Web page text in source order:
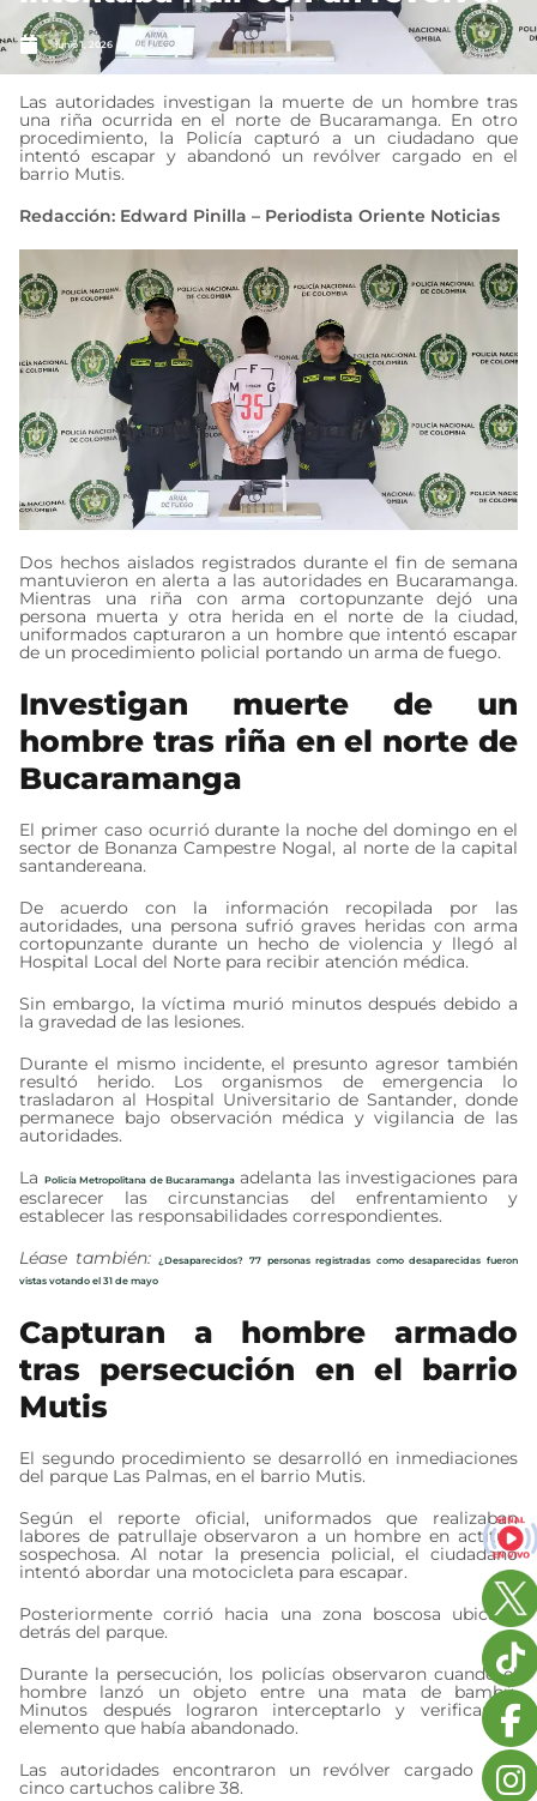
junio 1, 2026
Las autoridades investigan la muerte de un hombre tras
una riña ocurrida en el norte de Bucaramanga. En otro
procedimiento, la Policía capturó a un ciudadano que
intentó escapar y abandonó un revólver cargado en el
barrio Mutis.
Redacción: Edward Pinilla – Periodista Oriente Noticias
Dos hechos aislados registrados durante el fin de semana
mantuvieron en alerta a las autoridades en Bucaramanga.
Mientras una riña con arma cortopunzante dejó una
persona muerta y otra herida en el norte de la ciudad,
uniformados capturaron a un hombre que intentó escapar
de un procedimiento policial portando un arma de fuego.
Investigan muerte de un
hombre tras riña en el norte de
Bucaramanga
El primer caso ocurrió durante la noche del domingo en el
sector de Bonanza Campestre Nogal, al norte de la capital
santandereana.
De acuerdo con la información recopilada por las
autoridades, una persona sufrió graves heridas con arma
cortopunzante durante un hecho de violencia y llegó al
Hospital Local del Norte para recibir atención médica.
Sin embargo, la víctima murió minutos después debido a
la gravedad de las lesiones.
Durante el mismo incidente, el presunto agresor también
resultó herido. Los organismos de emergencia lo
trasladaron al Hospital Universitario de Santander, donde
permanece bajo observación médica y vigilancia de las
autoridades.
La Policía Metropolitana de Bucaramanga adelanta las investigaciones para
esclarecer las circunstancias del enfrentamiento y
establecer las responsabilidades correspondientes.
Léase también:
¿Desaparecidos? 77 personas registradas como desaparecidas fueron
vistas votando el 31 de mayo
Capturan a hombre armado
tras persecución en el barrio
Mutis
El segundo procedimiento se desarrolló en inmediaciones
del parque Las Palmas, en el barrio Mutis.
Según el reporte oficial, uniformados que realizaban
labores de patrullaje observaron a un hombre en actitud
sospechosa. Al notar la presencia policial, el ciudadano
intentó abordar una motocicleta para escapar.
Posteriormente corrió hacia una zona boscosa ubicada
detrás del parque.
Durante la persecución, los policías observaron cuando el
hombre lanzó un objeto entre una mata de bambú.
Minutos después lograron interceptarlo y verificar el
elemento que había abandonado.
Las autoridades encontraron un revólver cargado con
cinco cartuchos calibre 38.